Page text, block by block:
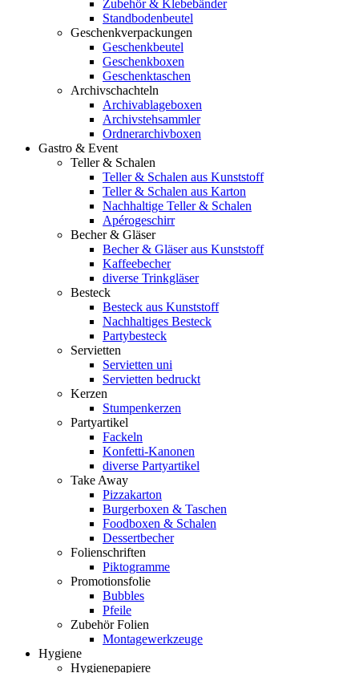
Zubehör & Klebebänder
Standbodenbeutel
Geschenkverpackungen
Geschenkbeutel
Geschenkboxen
Geschenktaschen
Archivschachteln
Archivablageboxen
Archivstehsammler
Ordnerarchivboxen
Gastro & Event
Teller & Schalen
Teller & Schalen aus Kunststoff
Teller & Schalen aus Karton
Nachhaltige Teller & Schalen
Apérogeschirr
Becher & Gläser
Becher & Gläser aus Kunststoff
Kaffeebecher
diverse Trinkgläser
Besteck
Besteck aus Kunststoff
Nachhaltiges Besteck
Partybesteck
Servietten
Servietten uni
Servietten bedruckt
Kerzen
Stumpenkerzen
Partyartikel
Fackeln
Konfetti-Kanonen
diverse Partyartikel
Take Away
Pizzakarton
Burgerboxen & Taschen
Foodboxen & Schalen
Dessertbecher
Folienschriften
Piktogramme
Promotionsfolie
Bubbles
Pfeile
Zubehör Folien
Montagewerkzeuge
Hygiene
Hygienepapiere